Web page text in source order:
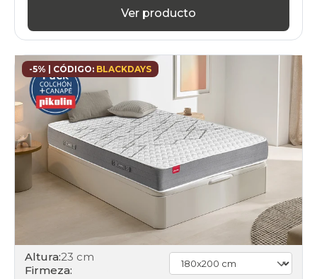
Ver producto
-5% | CÓDIGO: BLACKDAYS
Altura:23 cm
Firmeza: